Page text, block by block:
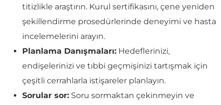
titizlikle araştırın. Kurul sertifikasını, çene yeniden
şekillendirme prosedürlerinde deneyimi ve hasta
incelemelerini arayın.
Planlama Danışmaları: Hedeflerinizi,
endişelerinizi ve tıbbi geçmişinizi tartışmak için
çeşitli cerrahlarla istişareler planlayın.
Sorular sor: Soru sormaktan çekinmeyin ve